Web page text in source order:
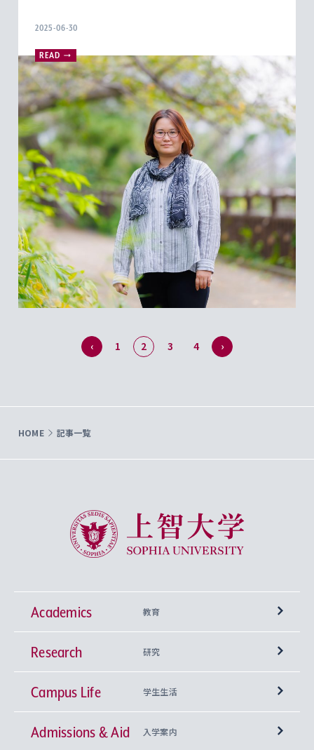
2025-06-30
READ
‹ 1 2 3 4 ›
HOME 記事一覧
上智大学 Sophia University
Academics 教育
学部
神学部
文学部
興味から学科を探す
上智大学の全学共通教育
Research 研究
研究所 等
キリスト教文化研究所
Sophia Open Research Weeks (SORW)
Campus Life 学生生活
学期区分と授業時間割
Admissions & Aid 入学案内